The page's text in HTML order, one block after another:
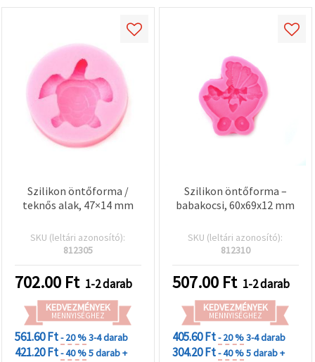
Szilikon öntőforma /
teknős alak, 47×14 mm
SKU (leltári azonosító):
812305
702.00 Ft 1-2 darab
KEDVEZMÉNYEK
MENNYISÉGHEZ
561.60 Ft- 20 %3-4 darab
421.20 Ft- 40 %5 darab +
Szilikon öntőforma –
babakocsi, 60x69x12 mm
SKU (leltári azonosító):
812310
507.00 Ft 1-2 darab
KEDVEZMÉNYEK
MENNYISÉGHEZ
405.60 Ft- 20 %3-4 darab
304.20 Ft- 40 %5 darab +